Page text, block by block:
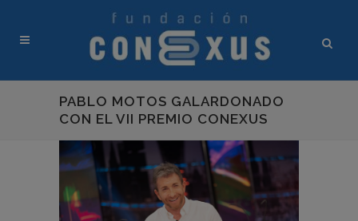
PABLO MOTOS GALARDONADO
CON EL VII PREMIO CONEXUS